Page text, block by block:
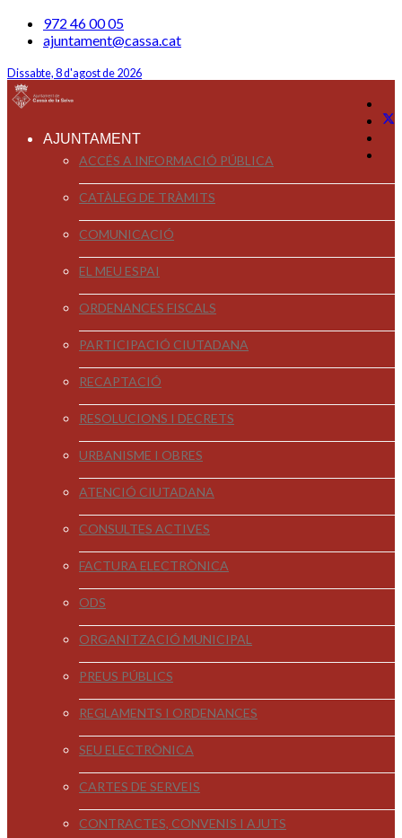
972 46 00 05
ajuntament@cassa.cat
Dissabte, 8 d'agost de 2026
AJUNTAMENT
ACCÉS A INFORMACIÓ PÚBLICA
CATÀLEG DE TRÀMITS
COMUNICACIÓ
EL MEU ESPAI
ORDENANCES FISCALS
PARTICIPACIÓ CIUTADANA
RECAPTACIÓ
RESOLUCIONS I DECRETS
URBANISME I OBRES
ATENCIÓ CIUTADANA
CONSULTES ACTIVES
FACTURA ELECTRÒNICA
ODS
ORGANITZACIÓ MUNICIPAL
PREUS PÚBLICS
REGLAMENTS I ORDENANCES
SEU ELECTRÒNICA
CARTES DE SERVEIS
CONTRACTES, CONVENIS I AJUTS